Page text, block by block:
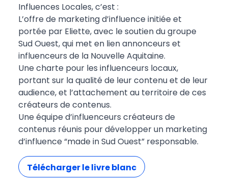
Influences Locales, c’est :
L’offre de marketing d’influence initiée et
portée par Eliette, avec le soutien du groupe
Sud Ouest, qui met en lien annonceurs et
influenceurs de la Nouvelle Aquitaine.
Une charte pour les influenceurs locaux,
portant sur la qualité de leur contenu et de leur
audience, et l’attachement au territoire de ces
créateurs de contenus.
Une équipe d’influenceurs créateurs de
contenus réunis pour développer un marketing
d’influence “made in Sud Ouest” responsable.
Télécharger le livre blanc